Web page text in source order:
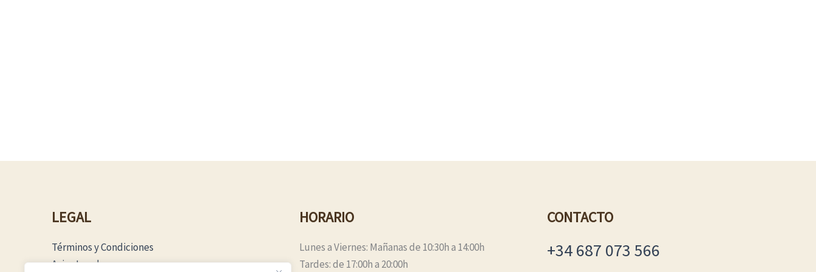
LEGAL
Términos y Condiciones
Aviso Legal
HORARIO
Lunes a Viernes: Mañanas de 10:30h a 14:00h
Tardes: de 17:00h a 20:00h
CONTACTO
+34 687 073 566